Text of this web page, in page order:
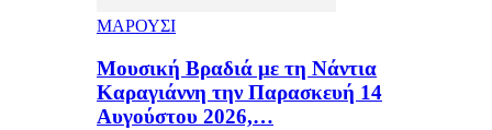
ΜΑΡΟΥΣΙ
Μουσική Βραδιά με τη Νάντια
Καραγιάννη την Παρασκευή 14
Αυγούστου 2026,…